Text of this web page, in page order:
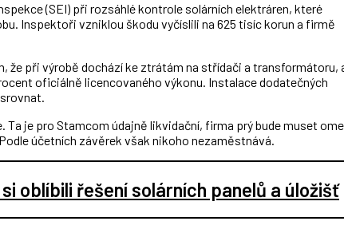
(SEI) při rozsáhlé kontrole solárních elektráren, které
Inspektoři vzniklou škodu vyčíslili na 625 tisíc korun a firmě
že při výrobě dochází ke ztrátám na střídači a transformátoru,
oficiálně licencovaného výkonu. Instalace dodatečných
Ta je pro Stamcom údajně likvidační, firma prý bude muset
účetních závěrek však nikoho nezaměstnává.
si oblíbili řešení solárních panelů a úložišť